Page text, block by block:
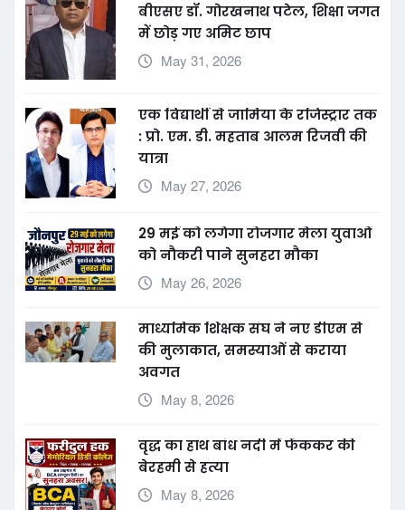
बीएसए डॉ. गोरखनाथ पटेल, शिक्षा जगत
में छोड़ गए अमिट छाप
May 31, 2026
एक विद्यार्थी से जामिया के रजिस्ट्रार तक
: प्रो. एम. डी. महताब आलम रिजवी की
यात्रा
May 27, 2026
29 मई को लगेगा रोजगार मेला युवाओं
को नौकरी पाने सुनहरा मौका
May 26, 2026
माध्यमिक शिक्षक संघ ने नए डीएम से
की मुलाकात, समस्याओं से कराया
अवगत
May 8, 2026
वृद्ध का हाथ बांध नदी में फेंककर की
बेरहमी से हत्या
May 8, 2026